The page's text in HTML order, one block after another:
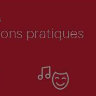
pratiques